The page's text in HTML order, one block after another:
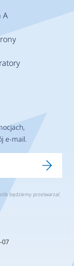
A
e-mail.
będziemy przetwarzać
07